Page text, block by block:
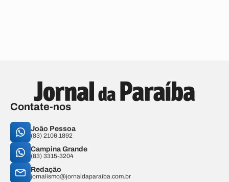
Contate-nos
João Pessoa
(83) 2106.1892
Campina Grande
(83) 3315-3204
Redação
jornalismo@jornaldaparaiba.com.br